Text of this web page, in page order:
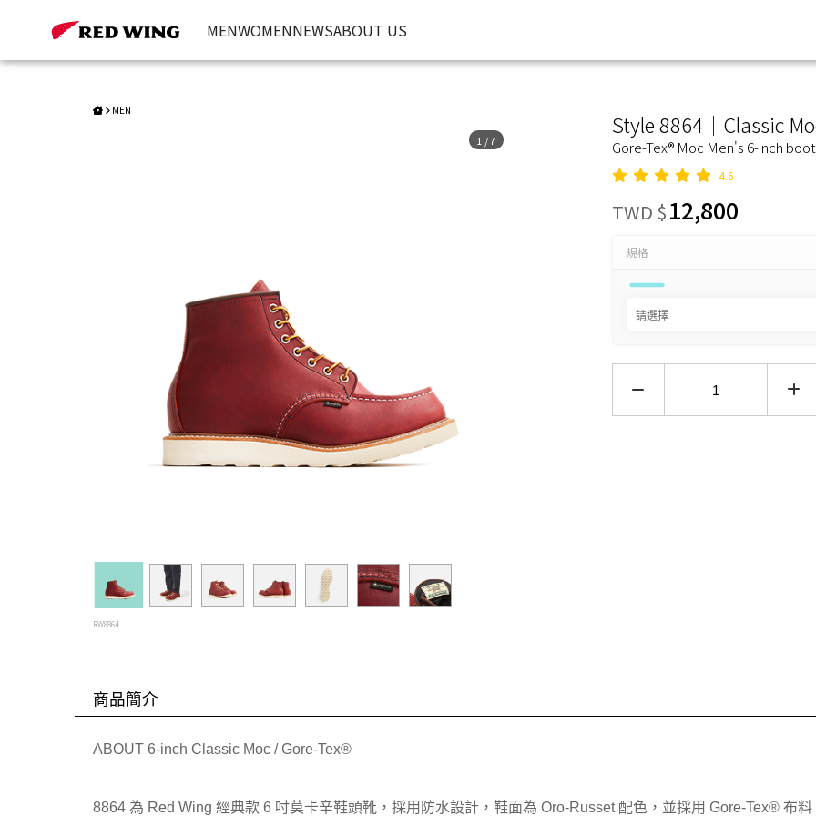
MENWOMENNEWSABOUT US
MEN
1 /7
RW8864
Style 8864｜Classic
Gore-Tex® Moc Men's 6-inch
4.6
TWD $12,800
規格
商品簡介
ABOUT 6-inch Classic Moc / Gore-Tex®
8864 為 Red Wing 經典款 6 吋莫卡辛鞋頭靴，採用防水設計，鞋面為 Oro-Russet 配色，並採用 Gore-Tex® 布料